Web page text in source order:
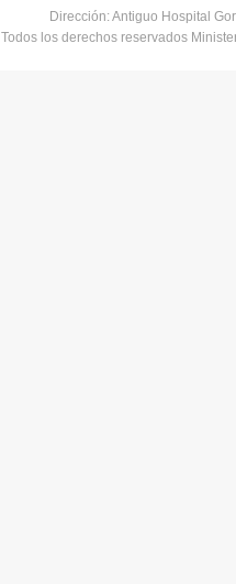
Dirección: Antiguo Hospital
Todos los derechos reservados